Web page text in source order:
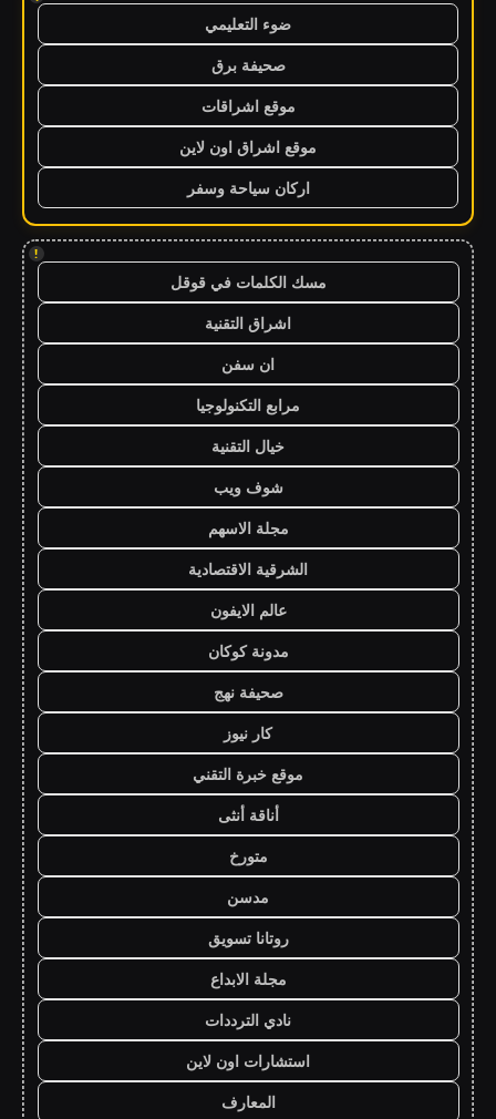
ضوء التعليمي
صحيفة برق
موقع اشراقات
موقع اشراق اون لاين
اركان سياحة وسفر
!
مسك الكلمات في قوقل
اشراق التقنية
ان سفن
مرابع التكنولوجيا
خيال التقنية
شوف ويب
مجلة الاسهم
الشرقية الاقتصادية
عالم الايفون
مدونة كوكان
صحيفة نهج
كار نيوز
موقع خبرة التقني
أناقة أنثى
متورخ
مدسن
روتانا تسويق
مجلة الابداع
نادي الترددات
استشارات اون لاين
المعارف